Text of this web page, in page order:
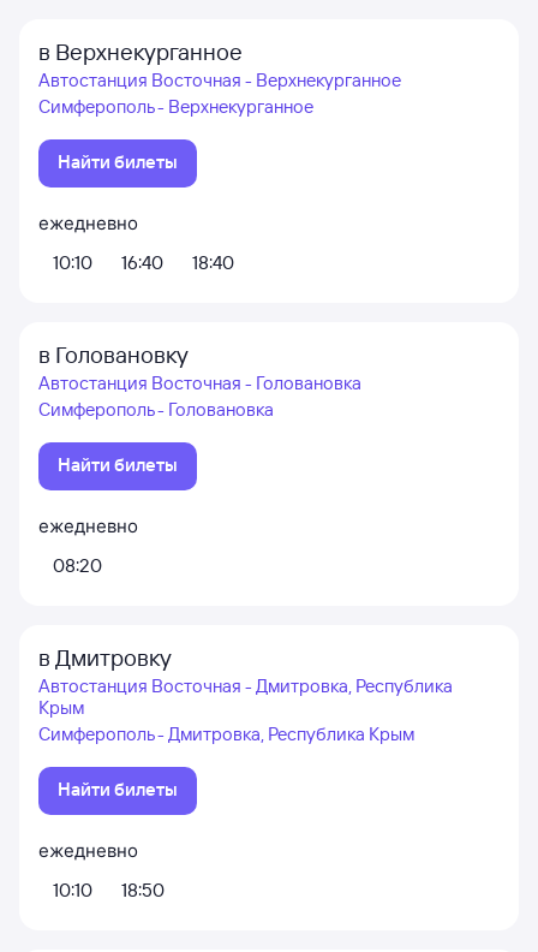
в Верхнекурганное
Автостанция Восточная - Верхнекурганное
Симферополь - Верхнекурганное
Найти билеты
ежедневно
10:10
16:40 18:40
в Головановку
Автостанция Восточная - Головановка
Симферополь - Головановка
Найти билеты
ежедневно
08:20
в Дмитровку
Автостанция Восточная - Дмитровка, Республика
Крым
Симферополь - Дмитровка, Республика Крым
Найти билеты
ежедневно
10:10
18:50